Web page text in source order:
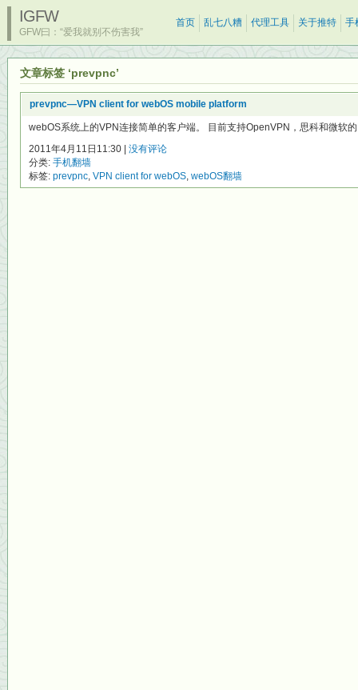
IGFW
GFW曰：“爱我就别不伤害我”
首页 乱七八糟 代理工具 关于推特 手
文章标签 ‘prevpnc’
prevpnc—VPN client for webOS mobile platform
webOS系统上的VPN连接简单的客户端。 目前支持OpenVPN，思科和微软
2011年4月11日11:30 | 没有评论
分类: 手机翻墙
标签: prevpnc, VPN client for webOS, webOS翻墙